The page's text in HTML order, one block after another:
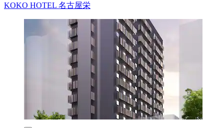
KOKO HOTEL 名古屋栄